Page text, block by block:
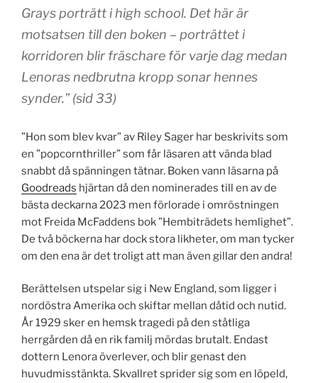
Grays porträtt i high school. Det här är
motsatsen till den boken – porträttet i
korridoren blir fräschare för varje dag medan
Lenoras nedbrutna kropp sonar hennes
synder.” (sid 33)
”Hon som blev kvar” av Riley Sager har beskrivits som
en ”popcornthriller” som får läsaren att vända blad
snabbt då spänningen tätnar. Boken vann läsarna på
Goodreads hjärtan då den nominerades till en av de
bästa deckarna 2023 men förlorade i omröstningen
mot Freida McFaddens bok ”Hembiträdets hemlighet”.
De två böckerna har dock stora likheter, om man tycker
om den ena är det troligt att man även gillar den andra!
Berättelsen utspelar sig i New England, som ligger i
nordöstra Amerika och skiftar mellan dåtid och nutid.
År 1929 sker en hemsk tragedi på den ståtliga
herrgården då en rik familj mördas brutalt. Endast
dottern Lenora överlever, och blir genast den
huvudmisstänkta. Skvallret sprider sig som en löpeld,